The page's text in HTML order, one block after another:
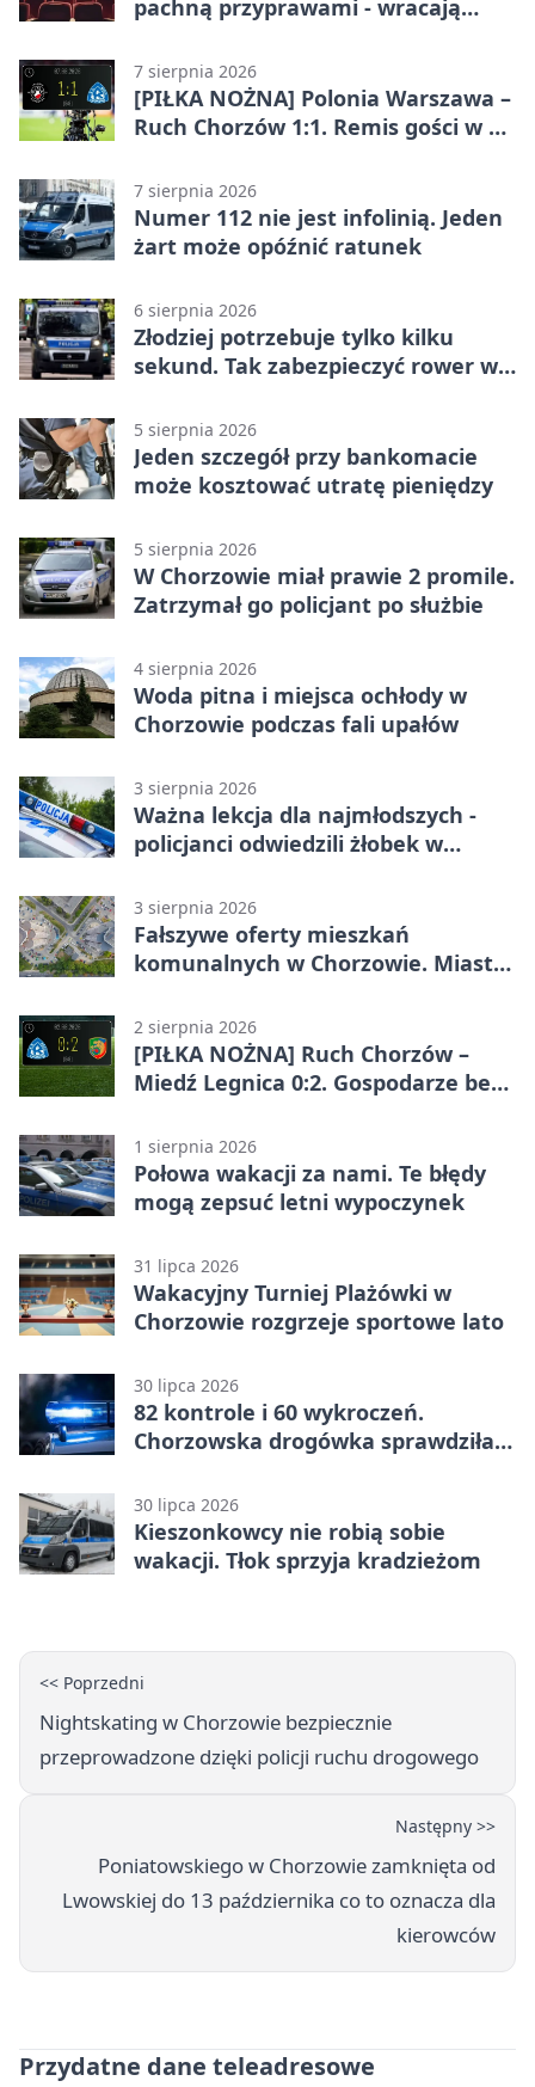
pachną przyprawami - wracają
7 sierpnia 2026
[PIŁKA NOŻNA] Polonia Warszawa –
Ruch Chorzów 1:1. Remis gości w 3.
7 sierpnia 2026
Numer 112 nie jest infolinią. Jeden
żart może opóźnić ratunek
6 sierpnia 2026
Złodziej potrzebuje tylko kilku
sekund. Tak zabezpieczyć rower w
5 sierpnia 2026
Jeden szczegół przy bankomacie
może kosztować utratę pieniędzy
5 sierpnia 2026
W Chorzowie miał prawie 2 promile.
Zatrzymał go policjant po służbie
4 sierpnia 2026
Woda pitna i miejsca ochłody w
Chorzowie podczas fali upałów
3 sierpnia 2026
Ważna lekcja dla najmłodszych -
policjanci odwiedzili żłobek w
3 sierpnia 2026
Fałszywe oferty mieszkań
komunalnych w Chorzowie. Miasto
2 sierpnia 2026
[PIŁKA NOŻNA] Ruch Chorzów –
Miedź Legnica 0:2. Gospodarze bez
1 sierpnia 2026
Połowa wakacji za nami. Te błędy
mogą zepsuć letni wypoczynek
31 lipca 2026
Wakacyjny Turniej Plażówki w
Chorzowie rozgrzeje sportowe lato
30 lipca 2026
82 kontrole i 60 wykroczeń.
Chorzowska drogówka sprawdziła
30 lipca 2026
Kieszonkowcy nie robią sobie
wakacji. Tłok sprzyja kradzieżom
<< Poprzedni
Nightskating w Chorzowie bezpiecznie
przeprowadzone dzięki policji ruchu drogowego
Następny >>
Poniatowskiego w Chorzowie zamknięta od
Lwowskiej do 13 października co to oznacza dla
kierowców
Przydatne dane teleadresowe